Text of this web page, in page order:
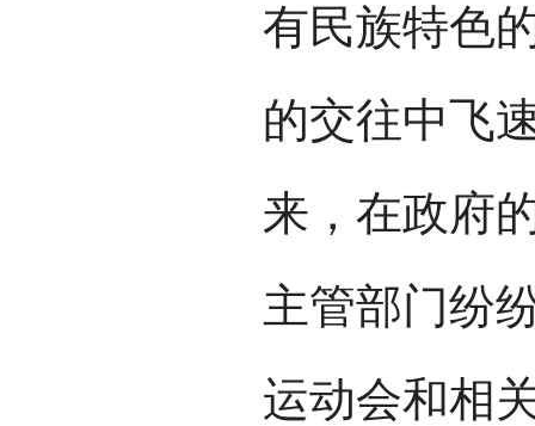
有民族特色
的交往中飞
来，在政府
主管部门纷
运动会和相